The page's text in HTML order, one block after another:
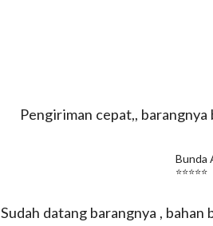
Pengiriman cepat,, barangnya
Bunda
⭐️⭐️⭐️⭐️⭐️
Sudah datang barangnya , bahan